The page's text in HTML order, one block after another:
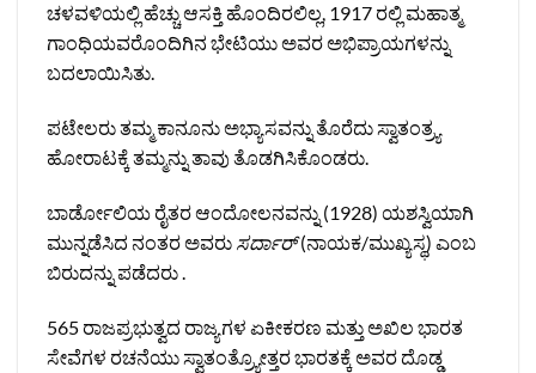
ಚಳವಳಿಯಲ್ಲಿ ಹೆಚ್ಚು ಆಸಕ್ತಿ ಹೊಂದಿರಲಿಲ್ಲ, 1917 ರಲ್ಲಿ ಮಹಾತ್ಮ
ಗಾಂಧಿಯವರೊಂದಿಗಿನ ಭೇಟಿಯು ಅವರ ಅಭಿಪ್ರಾಯಗಳನ್ನು
ಬದಲಾಯಿಸಿತು.
ಪಟೇಲರು ತಮ್ಮ ಕಾನೂನು ಅಭ್ಯಾಸವನ್ನು ತೊರೆದು ಸ್ವಾತಂತ್ರ್ಯ
ಹೋರಾಟಕ್ಕೆ ತಮ್ಮನ್ನು ತಾವು ತೊಡಗಿಸಿಕೊಂಡರು.
ಬಾರ್ಡೋಲಿಯ ರೈತರ ಆಂದೋಲನವನ್ನು (1928) ಯಶಸ್ವಿಯಾಗಿ
ಮುನ್ನಡೆಸಿದ ನಂತರ ಅವರು ಸರ್ದಾರ್(ನಾಯಕ/ಮುಖ್ಯಸ್ಥ) ಎಂಬ
ಬಿರುದನ್ನು ಪಡೆದರು .
565 ರಾಜಪ್ರಭುತ್ವದ ರಾಜ್ಯಗಳ ಏಕೀಕರಣ ಮತ್ತು ಅಖಿಲ ಭಾರತ
ಸೇವೆಗಳ ರಚನೆಯು ಸ್ವಾತಂತ್ರ್ಯೋತ್ತರ ಭಾರತಕ್ಕೆ ಅವರ ದೊಡ್ಡ